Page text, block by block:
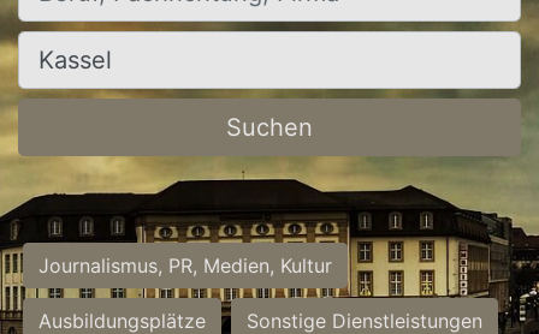
Ort, Stadt
Suchen
Journalismus, PR, Medien, Kultur
Ausbildungsplätze Sonstige Dienstleistungen